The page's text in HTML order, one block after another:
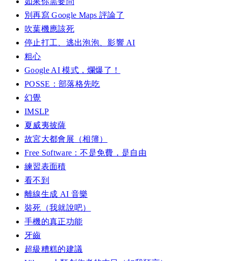
別再寫 Google Maps 評論了
吹葉機應該死
停止打工、逃出泡泡、影響 AI
粗心
Google AI 模式，爛爆了！
POSSE：部落格先吃
幻覺
IMSLP
夏威夷披薩
故宮大都會展（相簿）
Free Software：不是免費，是自由
練習表面積
看不到
離線生成 AI 音樂
裝死（我就說吧）
手機的真正功能
牙齒
超級糟糕的建議